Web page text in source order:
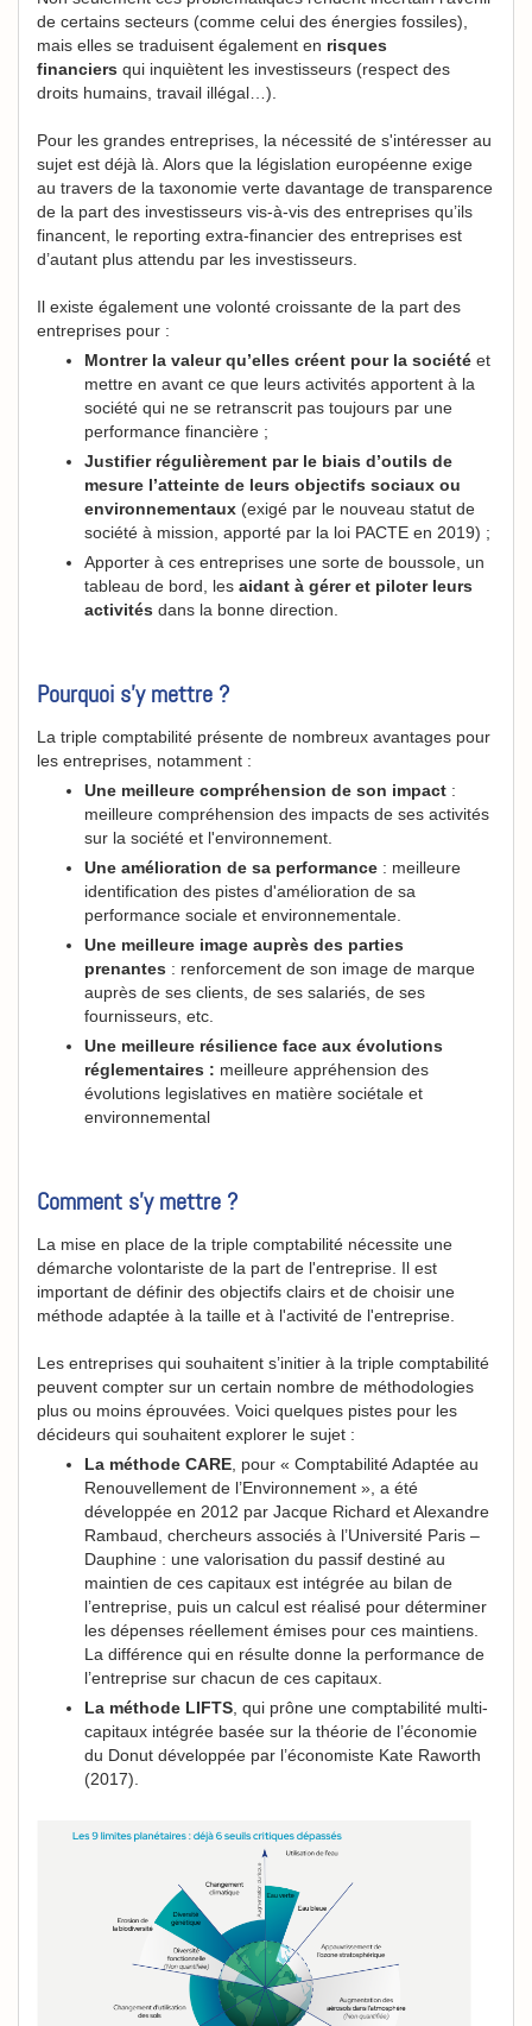
de certains secteurs (comme celui des énergies fossiles),
mais elles se traduisent également en risques
financiers qui inquiètent les investisseurs (respect des
droits humains, travail illégal…).
Pour les grandes entreprises, la nécessité de s'intéresser au
sujet est déjà là. Alors que la législation européenne exige
au travers de la taxonomie verte davantage de transparence
de la part des investisseurs vis-à-vis des entreprises qu’ils
financent, le reporting extra-financier des entreprises est
d’autant plus attendu par les investisseurs.
Il existe également une volonté croissante de la part des
entreprises pour :
Montrer la valeur qu’elles créent pour la société et
mettre en avant ce que leurs activités apportent à la
société qui ne se retranscrit pas toujours par une
performance financière ;
Justifier régulièrement par le biais d’outils de
mesure l’atteinte de leurs objectifs sociaux ou
environnementaux (exigé par le nouveau statut de
société à mission, apporté par la loi PACTE en 2019) ;
Apporter à ces entreprises une sorte de boussole, un
tableau de bord, les aidant à gérer et piloter leurs
activités dans la bonne direction.
Pourquoi s'y mettre ?
La triple comptabilité présente de nombreux avantages pour
les entreprises, notamment :
Une meilleure compréhension de son impact :
meilleure compréhension des impacts de ses activités
sur la société et l'environnement.
Une amélioration de sa performance : meilleure
identification des pistes d'amélioration de sa
performance sociale et environnementale.
Une meilleure image auprès des parties
prenantes : renforcement de son image de marque
auprès de ses clients, de ses salariés, de ses
fournisseurs, etc.
Une meilleure résilience face aux évolutions
réglementaires : meilleure appréhension des
évolutions legislatives en matière sociétale et
environnemental
Comment s'y mettre ?
La mise en place de la triple comptabilité nécessite une
démarche volontariste de la part de l'entreprise. Il est
important de définir des objectifs clairs et de choisir une
méthode adaptée à la taille et à l'activité de l'entreprise.
Les entreprises qui souhaitent s’initier à la triple comptabilité
peuvent compter sur un certain nombre de méthodologies
plus ou moins éprouvées. Voici quelques pistes pour les
décideurs qui souhaitent explorer le sujet :
La méthode CARE, pour « Comptabilité Adaptée au
Renouvellement de l’Environnement », a été
développée en 2012 par Jacque Richard et Alexandre
Rambaud, chercheurs associés à l’Université Paris –
Dauphine : une valorisation du passif destiné au
maintien de ces capitaux est intégrée au bilan de
l’entreprise, puis un calcul est réalisé pour déterminer
les dépenses réellement émises pour ces maintiens.
La différence qui en résulte donne la performance de
l’entreprise sur chacun de ces capitaux.
La méthode LIFTS, qui prône une comptabilité multi-
capitaux intégrée basée sur la théorie de l’économie
du Donut développée par l’économiste Kate Raworth
(2017).